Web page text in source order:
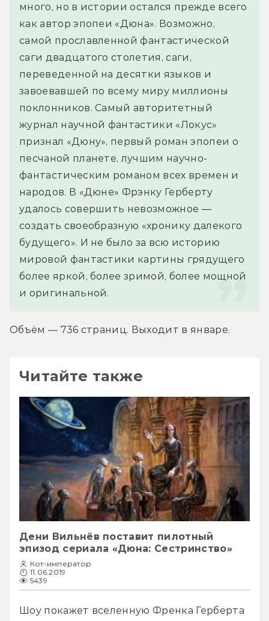
много, но в истории остался прежде всего
как автор эпопеи «Дюна». Возможно,
самой прославленной фантастической
саги двадцатого столетия, саги,
переведенной на десятки языков и
завоевавшей по всему миру миллионы
поклонников. Самый авторитетный
журнал научной фантастики «Локус»
признал «Дюну», первый роман эпопеи о
песчаной планете, лучшим научно-
фантастическим романом всех времен и
народов. В «Дюне» Фрэнку Герберту
удалось совершить невозможное —
создать своеобразную «хронику далекого
будущего». И не было за всю историю
мировой фантастики картины грядущего
более яркой, более зримой, более мощной
и оригинальной.
Объём — 736 страниц. Выходит в январе.
Читайте также
Дени Вильнёв поставит пилотный
эпизод сериала «Дюна: Сестринство»
Кот-император
11.06.2019
5439
Шоу покажет вселенную Френка Герберта